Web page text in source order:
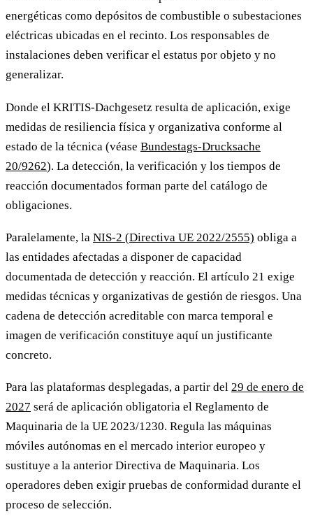
energéticas como depósitos de combustible o subestaciones
eléctricas ubicadas en el recinto. Los responsables de
instalaciones deben verificar el estatus por objeto y no
generalizar.
Donde el KRITIS-Dachgesetz resulta de aplicación, exige
medidas de resiliencia física y organizativa conforme al
estado de la técnica (véase Bundestags-Drucksache
20/9262). La detección, la verificación y los tiempos de
reacción documentados forman parte del catálogo de
obligaciones.
Paralelamente, la NIS-2 (Directiva UE 2022/2555) obliga a
las entidades afectadas a disponer de capacidad
documentada de detección y reacción. El artículo 21 exige
medidas técnicas y organizativas de gestión de riesgos. Una
cadena de detección acreditable con marca temporal e
imagen de verificación constituye aquí un justificante
concreto.
Para las plataformas desplegadas, a partir del 29 de enero de
2027 será de aplicación obligatoria el Reglamento de
Maquinaria de la UE 2023/1230. Regula las máquinas
móviles autónomas en el mercado interior europeo y
sustituye a la anterior Directiva de Maquinaria. Los
operadores deben exigir pruebas de conformidad durante el
proceso de selección.